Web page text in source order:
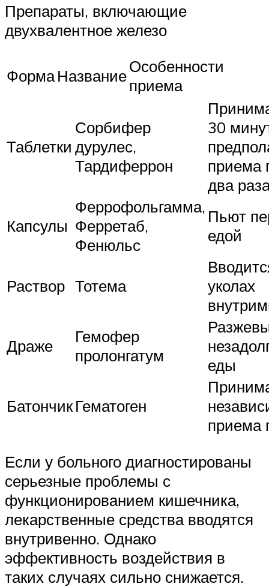
Препараты, включающие
двухвалентное железо
ФормаНазваниеОсобенности
приема
Таблетки
Сорбифер
дурулес,
Тардиферрон
30
приема
два
Капсулы
Феррофольгамма,
Ферретаб,
Фенюльс
Пьют
едой
Раствор Тотема
уколах
Драже
Гемофер
пролонгатум
еды
БатончикГематоген
приема
Если у больного диагностированы
серьезные проблемы с
функционированием кишечника,
лекарственные средства вводятся
внутривенно. Однако
эффективность воздействия в
таких случаях сильно снижается.